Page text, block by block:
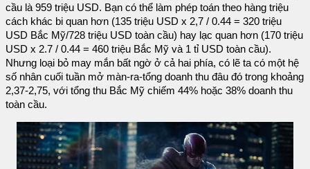
cầu là 959 triệu USD. Bạn có thể làm phép toán theo hàng triệu
cách khác bi quan hơn (135 triệu USD x 2,7 / 0.44 = 320 triệu
USD Bắc Mỹ/728 triệu USD toàn cầu) hay lạc quan hơn (170 triệu
USD x 2.7 / 0.44 = 460 triệu Bắc Mỹ và 1 tỉ USD toàn cầu).
Nhưng loại bỏ may mắn bất ngờ ở cả hai phía, có lẽ ta có một hệ
số nhân cuối tuần mở màn-ra-tổng doanh thu đâu đó trong khoảng
2,37-2,75, với tổng thu Bắc Mỹ chiếm 44% hoặc 38% doanh thu
toàn cầu.